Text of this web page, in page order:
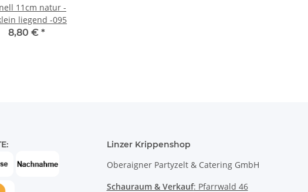
11cm natur -
liegend -095
8,80 € *
Linzer Krippenshop
Oberaigner Partyzelt & Catering GmbH
Schauraum & Verkauf: Pfarrwald 46